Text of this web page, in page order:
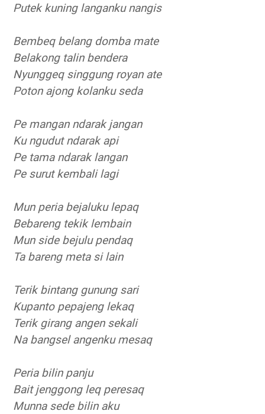
Putek kuning langanku nangis
Bembeq belang domba mate
Belakong talin bendera
Nyunggeq singgung royan ate
Poton ajong kolanku seda
Pe mangan ndarak jangan
Ku ngudut ndarak api
Pe tama ndarak langan
Pe surut kembali lagi
Mun peria bejaluku lepaq
Bebareng tekik lembain
Mun side bejulu pendaq
Ta bareng meta si lain
Terik bintang gunung sari
Kupanto pepajeng lekaq
Terik girang angen sekali
Na bangsel angenku mesaq
Peria bilin panju
Bait jenggong leq peresaq
Munna sede bilin aku